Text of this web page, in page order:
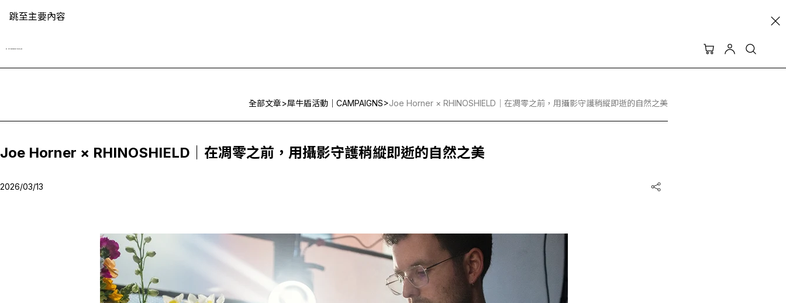
跳至主要內容
全部文章>犀牛盾活動｜CAMPAIGNS>Joe Horner × RHINOSHIELD｜在凋零之前，用攝影守護稍縱即逝的自然之美
Joe Horner × RHINOSHIELD｜在凋零之前，用攝影守護稍縱即逝的自然之美
2026/03/13